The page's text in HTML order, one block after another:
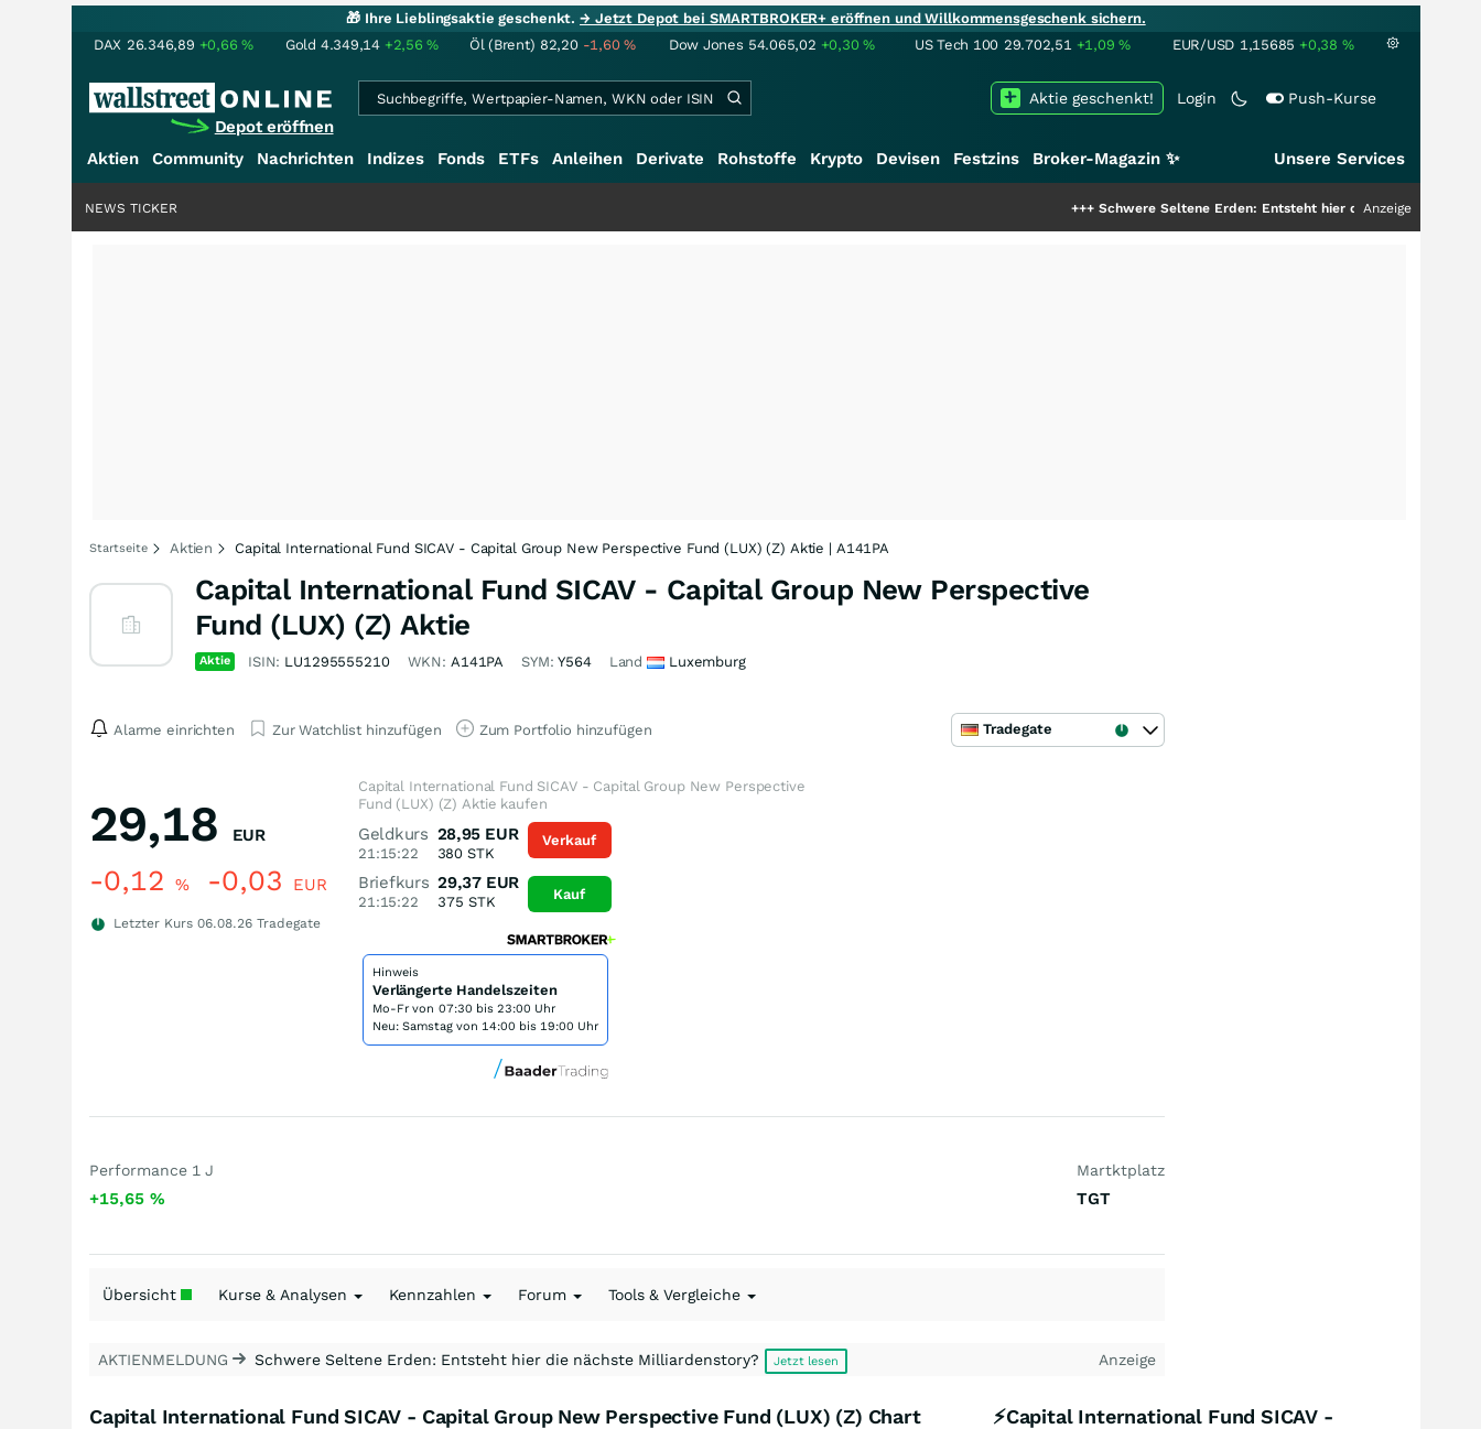
🎁 Ihre Lieblingsaktie geschenkt.→ Jetzt Depot bei SMARTBROKER+ eröffnen und Willkommensgeschenk sichern.
DAX 26.346,89 +0,66% Gold 4.349,14 +2,56% Öl (Brent) 82,20 -1,60% Dow Jones 54.065,02 +0,30% US Tech 100 29.702,51 +1,09% EUR/USD 1,15685 +0,38 %
Depot eröffnen
Login Push-Kurse
Aktie geschenkt!
Aktien Community Nachrichten Indizes Fonds ETFs Anleihen Derivate Rohstoffe Krypto Devisen Festzins Broker-Magazin ✨ Unsere Services
Schwere Seltene Erden: Entsteht hier die nächste Milliardenstory?
Anzeige
NEWS TICKER
Startseite Aktien Capital International Fund SICAV - Capital Group New Perspective Fund (LUX) (Z) Aktie | A141PA
Capital International Fund SICAV - Capital Group New Perspective
Fund (LUX) (Z) Aktie
Aktie ISIN: LU1295555210 WKN: A141PA SYM:Y564 Land Luxemburg
Alarme einrichten Zur Watchlist hinzufügen Zum Portfolio hinzufügen Tradegate
29,18 EUR
-0,12 % -0,03 EUR
Letzter Kurs 06.08.26 Tradegate
Capital International Fund SICAV - Capital Group New Perspective
Fund (LUX) (Z) Aktie kaufen
Geldkurs
21:15:22
28,95 EUR
380 STK
Briefkurs
21:15:22
29,37 EUR
375 STK
Verkauf
Kauf
Hinweis
Verlängerte Handelszeiten
Mo-Fr von 07:30 bis 23:00 Uhr
Neu: Samstag von 14:00 bis 19:00 Uhr
Performance 1 J
+15,65 %
Martktplatz
TGT
Übersicht Kurse & Analysen Kennzahlen Forum Tools & Vergleiche
AKTIENMELDUNG Schwere Seltene Erden: Entsteht hier die nächste Milliardenstory? Jetzt lesen Anzeige
Capital International Fund SICAV - Capital Group New Perspective Fund (LUX) (Z) Chart
⚡Capital International Fund SICAV -